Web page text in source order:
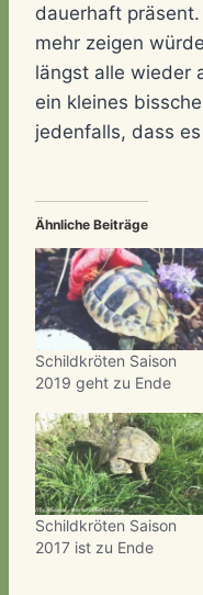
dauerhaft
mehr zeigen
längst alle wieder
ein kleines
jedenfalls, dass
Ähnliche Beiträge
Schildkröten Saison
2019 geht zu Ende
Schildkröten Saison
2017 ist zu Ende